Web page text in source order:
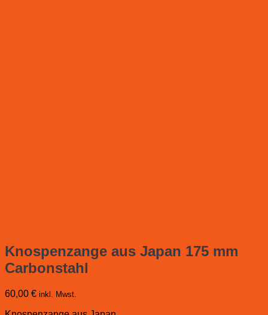
Knospenzange aus Japan 175 mm
Carbonstahl
60,00 € inkl. Mwst.